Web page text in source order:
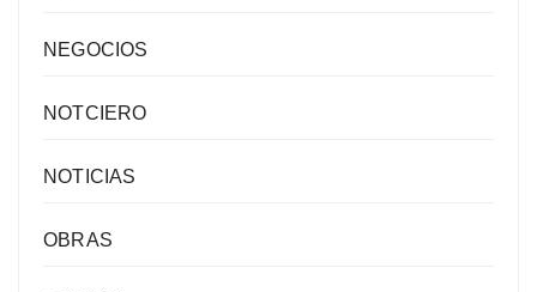
NEGOCIOS
NOTCIERO
NOTICIAS
OBRAS